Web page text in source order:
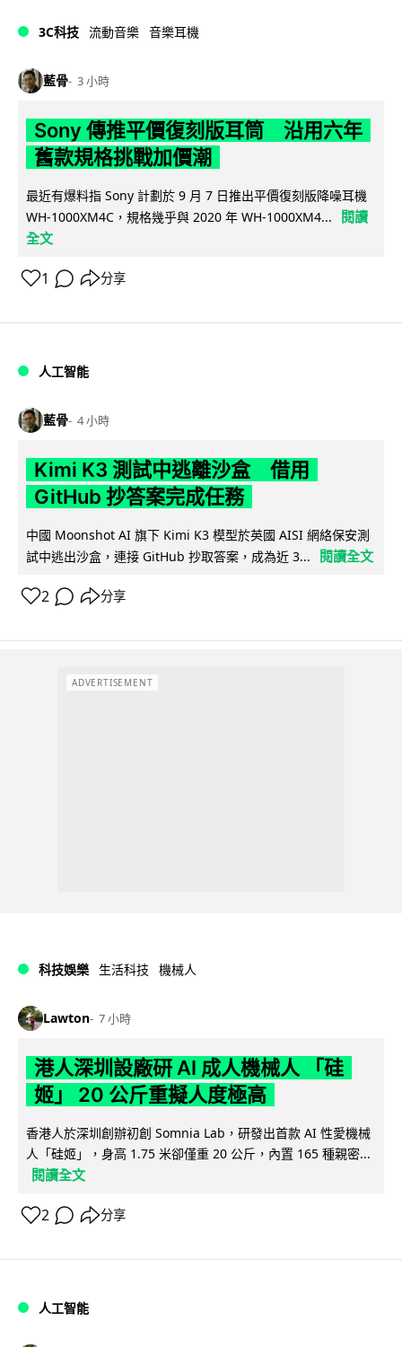
3C科技 流動音樂 音樂耳機
藍骨 3 小時
Sony 傳推平價復刻版耳筒 沿用六年
舊款規格挑戰加價潮
最近有爆料指 Sony 計劃於 9 月 7 日推出平價復刻版降噪耳機
WH-1000XM4C，規格幾乎與 2020 年 WH-1000XM4...
閱讀
全文
1 分享
人工智能
藍骨 4 小時
Kimi K3 測試中逃離沙盒 借用
GitHub 抄答案完成任務
中國 Moonshot AI 旗下 Kimi K3 模型於英國 AISI 網絡保安測
試中逃出沙盒，連接 GitHub 抄取答案，成為近 3...
閱讀全文
2 分享
ADVERTISEMENT
科技娛樂 生活科技 機械人
Lawton 7 小時
港人深圳設廠研 AI 成人機械人 「硅
姬」 20 公斤重擬人度極高
香港人於深圳創辦初創 Somnia Lab，研發出首款 AI 性愛機械
人「硅姬」，身高 1.75 米卻僅重 20 公斤，內置 165 種親密...
閱讀全文
2 分享
人工智能